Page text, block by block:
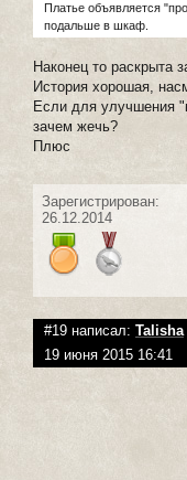
Платье объявляется
подальше в шкаф.
Наконец то раскрыта
История хорошая,
Если для улучшения
зачем жечь?
Плюс
Зарегистрирован:
26.12.2014
#19 написал: Talisha
19 июня 2015 16:41